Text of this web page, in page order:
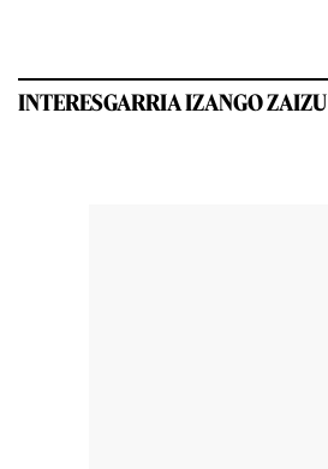
INTERESGARRIA IZANGO ZAIZU